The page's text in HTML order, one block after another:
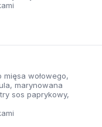
wołowego,
marynowana
sos paprykowy,